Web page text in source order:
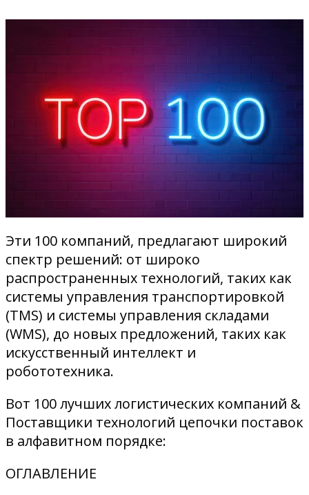
Эти 100 компаний, предлагают широкий
спектр решений: от широко
распространенных технологий, таких как
системы управления транспортировкой
(TMS) и системы управления складами
(WMS), до новых предложений, таких как
искусственный интеллект и
робототехника.
Вот 100 лучших логистических компаний &
Поставщики технологий цепочки поставок
в алфавитном порядке:
ОГЛАВЛЕНИЕ